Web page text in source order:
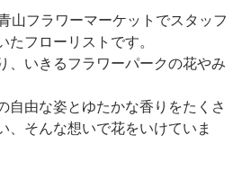
山フラワーマーケットでスタッフ
フローリストです。
、いきるフラワーパークの花やみ
自由な姿とゆたかな香りをたくさ
、そんな想いで花をいけていま